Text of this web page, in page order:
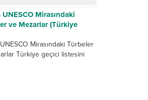
Mirasındaki
ve Mezarlar (Türkiye
Mirasındaki Türbeler
Türkiye geçici listesini